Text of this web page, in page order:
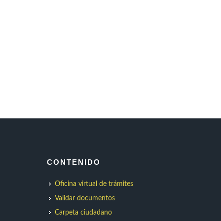
CONTENIDO
Oficina virtual de trámites
Validar documentos
Carpeta ciudadano